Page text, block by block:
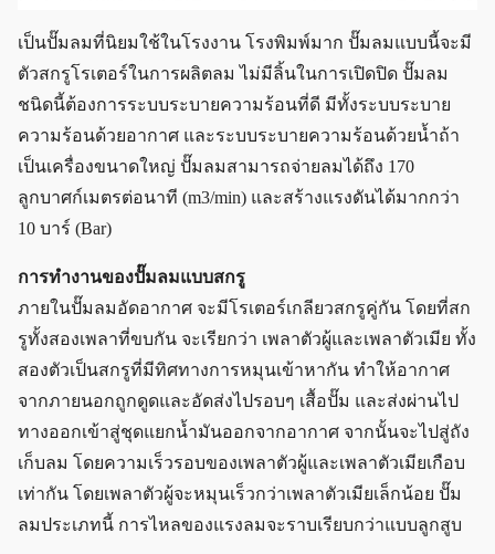
เป็นปั๊มลมที่นิยมใช้ในโรงงาน โรงพิมพ์มาก ปั๊มลมแบบนี้จะมี
ตัวสกรูโรเตอร์ในการผลิตลม ไม่มีลิ้นในการเปิดปิด ปั๊มลม
ชนิดนี้ต้องการระบบระบายความร้อนที่ดี มีทั้งระบบระบาย
ความร้อนด้วยอากาศ และระบบระบายความร้อนด้วยน้ำถ้า
เป็นเครื่องขนาดใหญ่ ปั๊มลมสามารถจ่ายลมได้ถึง 170
ลูกบาศก์เมตรต่อนาที (m3/min) และสร้างแรงดันได้มากกว่า
10 บาร์ (Bar)
การทำงานของปั๊มลมแบบสกรู
ภายในปั๊มลมอัดอากาศ จะมีโรเตอร์เกลียวสกรูคู่กัน โดยที่สก
รูทั้งสองเพลาที่ขบกัน จะเรียกว่า เพลาตัวผู้และเพลาตัวเมีย ทั้ง
สองตัวเป็นสกรูที่มีทิศทางการหมุนเข้าหากัน ทำให้อากาศ
จากภายนอกถูกดูดและอัดส่งไปรอบๆ เสื้อปั๊ม และส่งผ่านไป
ทางออกเข้าสู่ชุดแยกน้ำมันออกจากอากาศ จากนั้นจะไปสู่ถัง
เก็บลม โดยความเร็วรอบของเพลาตัวผู้และเพลาตัวเมียเกือบ
เท่ากัน โดยเพลาตัวผู้จะหมุนเร็วกว่าเพลาตัวเมียเล็กน้อย ปั๊ม
ลมประเภทนี้ การไหลของแรงลมจะราบเรียบกว่าแบบลูกสูบ